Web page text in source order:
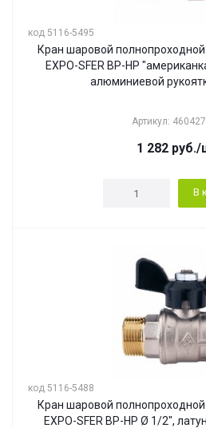
код 5116-5495
Кран шаровой
EXPO-SFER ВР-НР
алюминиевой
Артикул:
1 282 руб./
В
код 5116-5488
Кран шаровой
EXPO-SFER ВР-НР Ø 1/2",